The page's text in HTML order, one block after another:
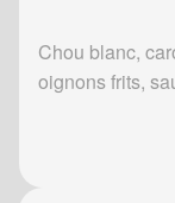
Chou blanc,
oignons frits,